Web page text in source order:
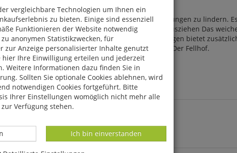
Tag so richtig zu entspannen und Verspannungen zu lindern.
ein schnelles und unkompliziertes An- und Ausziehen Das
für Atmungsaktivität sorgt. Der hohe Kragen bietet
M (Breite: ca. 36 cm) und L/XL (Breite. ca. 48 cm). Der Fellhof.
vergleichbare Technologien um Ihnen ein
zu bieten. Einige sind essenziell
Funktionieren der Website notwendig
anonymen Statistikzwecken, für
zur Anzeige personalisierter Inhalte genutzt
hier Ihre Einwilligung erteilen und jederzeit
Weitere Informationen dazu finden Sie in
Sollten Sie optionale Cookies ablehnen, wird
notwendigen Cookies fortgeführt. Bitte
Ihrer Einstellungen womöglich nicht mehr alle
Verfügung stehen.
Datenverarbeitung -
Ich bin einverstanden
-